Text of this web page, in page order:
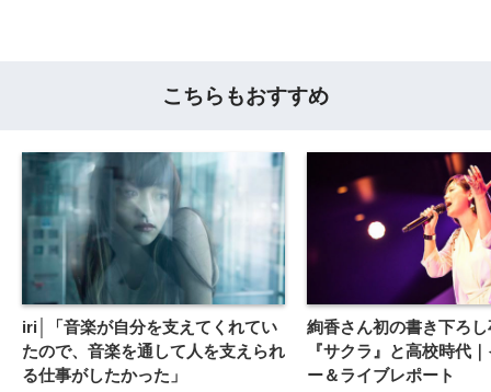
こちらもおすすめ
iri│「音楽が自分を支えてくれてい
たので、音楽を通して人を支えられ
る仕事がしたかった」
絢香さん初の書き下ろ
『サクラ』と高校時代
ー＆ライブレポート